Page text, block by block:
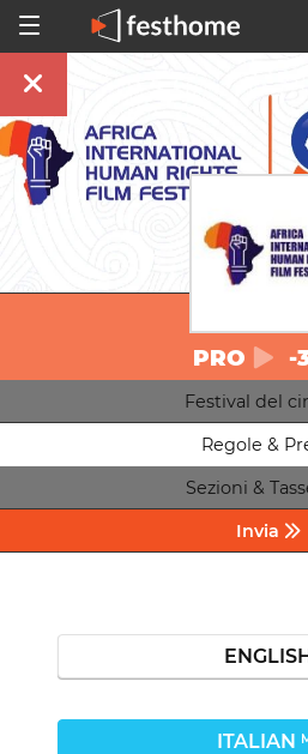
PRO -
Festival del
Regole &
Sezioni &
Invia
ITALIAN